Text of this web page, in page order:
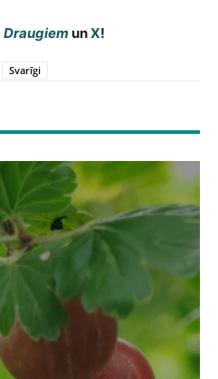
Draugiem unX!
Svarīgi